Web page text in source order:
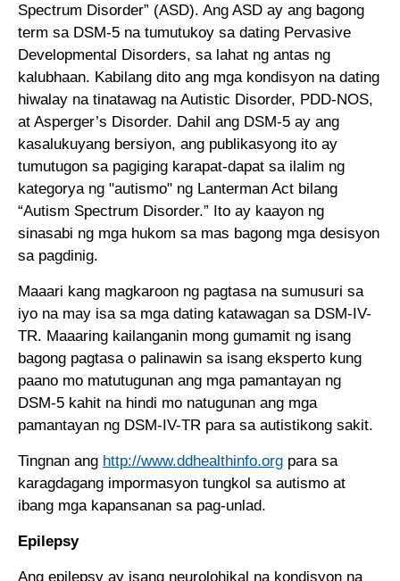
Spectrum Disorder” (ASD). Ang ASD ay ang bagong
term sa DSM-5 na tumutukoy sa dating Pervasive
Developmental Disorders, sa lahat ng antas ng
kalubhaan. Kabilang dito ang mga kondisyon na dating
hiwalay na tinatawag na Autistic Disorder, PDD-NOS,
at Asperger’s Disorder. Dahil ang DSM-5 ay ang
kasalukuyang bersiyon, ang publikasyong ito ay
tumutugon sa pagiging karapat-dapat sa ilalim ng
kategorya ng "autismo" ng Lanterman Act bilang
“Autism Spectrum Disorder.” Ito ay kaayon ng
sinasabi ng mga hukom sa mas bagong mga desisyon
sa pagdinig.
Maaari kang magkaroon ng pagtasa na sumusuri sa
iyo na may isa sa mga dating katawagan sa DSM-IV-
TR. Maaaring kailanganin mong gumamit ng isang
bagong pagtasa o palinawin sa isang eksperto kung
paano mo matutugunan ang mga pamantayan ng
DSM-5 kahit na hindi mo natugunan ang mga
pamantayan ng DSM-IV-TR para sa autistikong sakit.
Tingnan ang http://www.ddhealthinfo.org para sa
karagdagang impormasyon tungkol sa autismo at
ibang mga kapansanan sa pag-unlad.
Epilepsy
Ang epilepsy ay isang neurolohikal na kondisyon na